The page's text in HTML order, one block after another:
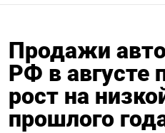
Продажи
РФ в августе
рост на
прошлого